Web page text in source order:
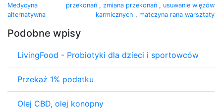
Medycyna
alternatywna
przekonań , zmiana przekonań , usuwanie więzów
karmicznych , matczyna rana warsztaty
Podobne wpisy
LivingFood - Probiotyki dla dzieci i sportowców
Przekaż 1% podatku
Olej CBD, olej konopny